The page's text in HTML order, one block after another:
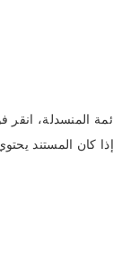
المنسدلة، انقر
كان المستند